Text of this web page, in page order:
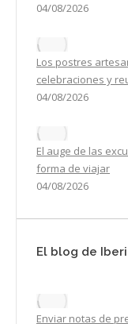
04/08/2026
Los postres
celebraciones y
04/08/2026
El auge de las
forma de viajar
04/08/2026
El blog de
Enviar notas de